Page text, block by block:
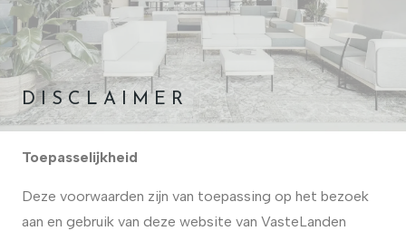
DISCLAIMER
Toepasselijkheid
Deze voorwaarden zijn van toepassing op het bezoek
aan en gebruik van deze website van VasteLanden